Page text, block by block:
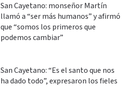
San Cayetano: monseñor Martín
llamó a “ser más humanos” y afirmó
que “somos los primeros que
podemos cambiar”
San Cayetano: “Es el santo que nos
ha dado todo”, expresaron los fieles